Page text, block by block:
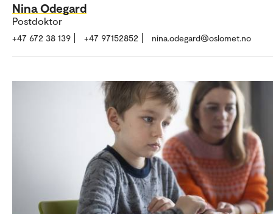
Nina Odegard
Postdoktor
+47 672 38 139 +47 97152852 nina.odegard@oslomet.no